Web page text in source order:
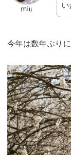
い
今年は数年ぶり